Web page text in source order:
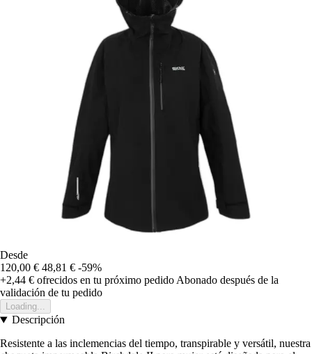
Desde
120,00 € 48,81 € -59%
+2,44 € ofrecidos en tu próximo pedidoAbonado después de la
validación de tu pedido
Loading...
Descripción
Resistente a las inclemencias del tiempo, transpirable y versátil, nuestra